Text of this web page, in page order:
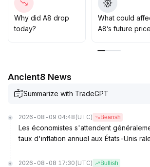
principaux
La structure des volumes de
manque de persistance des
la résistance dans la fourchette 0
La période actuelle est propice aux
trading court terme, l’apparition
catalyseurs macroéconomiques et
Why did A8 drop
today?
What could
A8’s future
Ancient8 News
Summarize with TradeGPT
2026-08-09 04:48 (UTC) Bearish
Les économistes s'attendent
taux d'inflation annuel aux États-Unis
2026-08-08 17:30 (UTC) Bullish